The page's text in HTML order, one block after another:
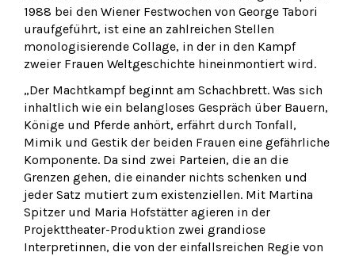
1988 bei den Wiener Festwochen von George Tabori
uraufgeführt, ist eine an zahlreichen Stellen
monologisierende Collage, in der in den Kampf
zweier Frauen Weltgeschichte hineinmontiert wird.
„Der Machtkampf beginnt am Schachbrett. Was sich
inhaltlich wie ein belangloses Gespräch über Bauern,
Könige und Pferde anhört, erfährt durch Tonfall,
Mimik und Gestik der beiden Frauen eine gefährliche
Komponente. Da sind zwei Parteien, die an die
Grenzen gehen, die einander nichts schenken und
jeder Satz mutiert zum existenziellen. Mit Martina
Spitzer und Maria Hofstätter agieren in der
Projekttheater-Produktion zwei grandiose
Interpretinnen, die von der einfallsreichen Regie von